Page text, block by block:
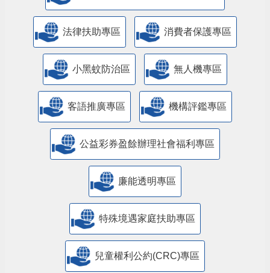
法律扶助專區 消費者保護專區
小黑蚊防治區 無人機專區
客語推廣專區 機構評鑑專區
公益彩券盈餘辦理社會福利專區
廉能透明專區
特殊境遇家庭扶助專區
兒童權利公約(CRC)專區